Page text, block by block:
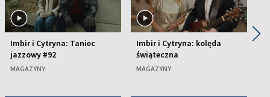
Imbir i Cytryna: Taniec
jazzowy #92
MAGAZYNY
Imbir i Cytryna: kolęda
świąteczna
MAGAZYNY
▶